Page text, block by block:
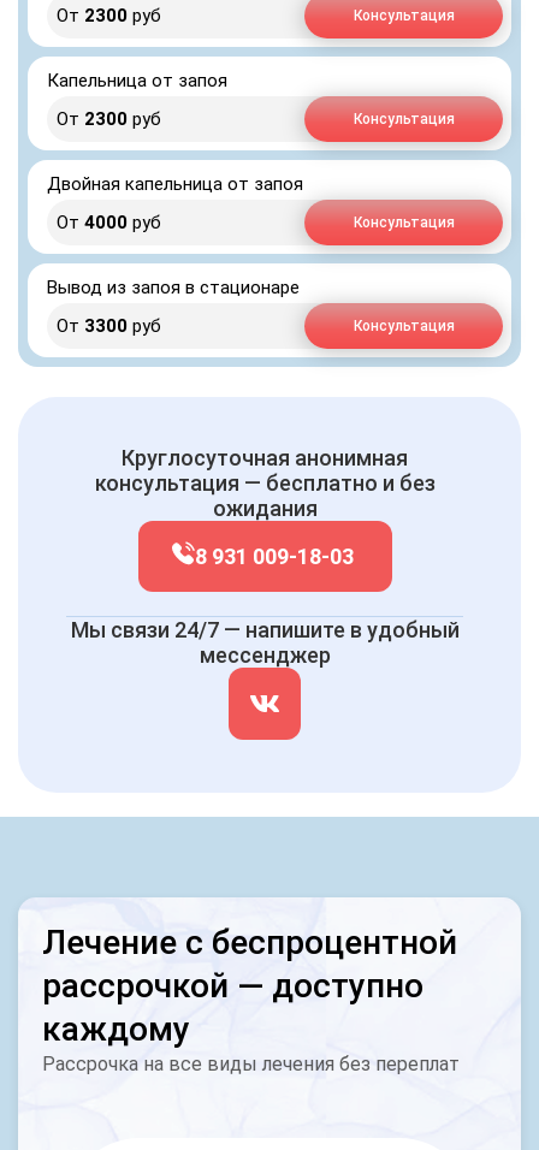
От 2300 руб Консультация
Капельница от запоя
От 2300 руб Консультация
Двойная капельница от запоя
От 4000 руб Консультация
Вывод из запоя в стационаре
От 3300 руб Консультация
Круглосуточная анонимная
консультация — бесплатно и без
ожидания
8 931 009-18-03
Мы связи 24/7 — напишите в удобный
мессенджер
Лечение с беспроцентной
рассрочкой — доступно
каждому
Рассрочка на все виды лечения без переплат